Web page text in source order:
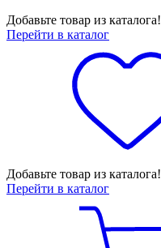
Добавьте товар из каталога!
Перейти в каталог
Добавьте товар из каталога!
Перейти в каталог